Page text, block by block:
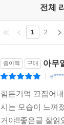
전체
1 2
종이책 구매 아무
힘든기억 끄집어
시는 모습이 느껴
거야!!좋은글 잘